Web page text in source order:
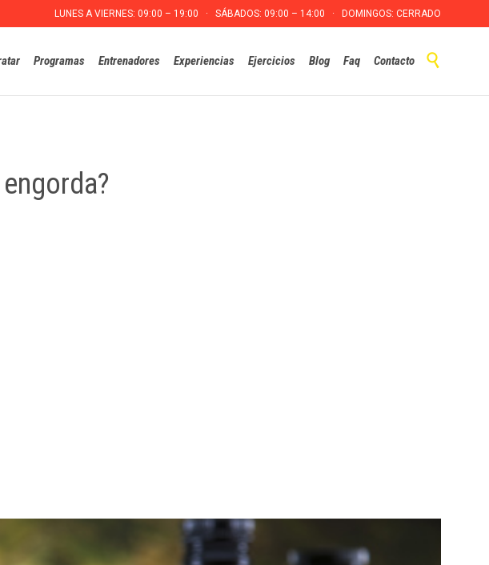
LUNES A VIERNES: 09:00 – 19:00 · SÁBADOS: 09:00 – 14:00 · DOMINGOS: CERRADO
to
Programas Entrenadores Experiencias Ejercicios Blog Faq Contacto 